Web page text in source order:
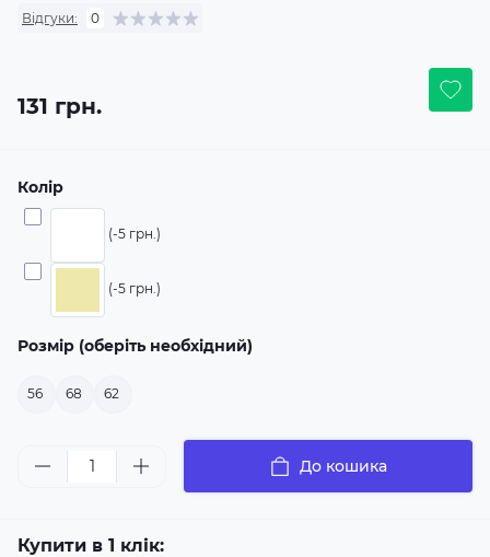
Відгуки: 0
131 грн.
Колір
(-5 грн.)
(-5 грн.)
Розмір (оберіть необхідний)
56 68 62
До кошика
Купити в 1 клік: